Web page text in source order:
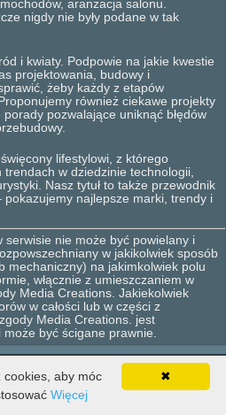
aranżacja salonu.
nigdy nie były podane w tak
i kwiaty. Podpowie na jakie kwestie
projektowania, budowy i
żeby każdy z etapów
również ciekawe projekty
pozwalające uniknąć błędów
lifestylowi, z którego
trendach w dziedzinie technologii,
Nasz tytuł to także przewodnik
najlepsze marki, trendy i
nie może być powielany i
w jakikolwiek sposób
mechaniczny) na jakimkolwiek polu
włącznie z umieszczaniem w
Media Creations. Jakiekolwiek
w całości lub w części z
Media Creations. jest
być ścigane prawnie.
Wszelkie prawa zastrzeżone.
Lifestyle Design Wyposażenie
✖
cookies, aby móc
Więcej